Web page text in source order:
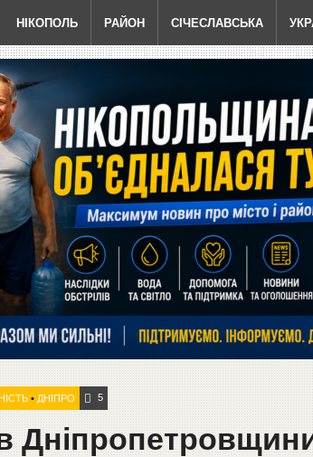
НІКОПОЛЬ РАЙОН СІЧЕСЛАВСЬКА
• ДНІПРО 5